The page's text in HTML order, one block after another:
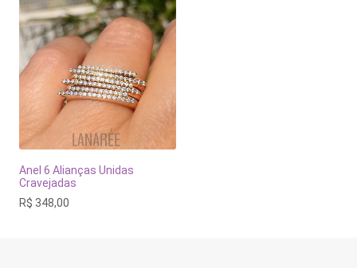
Anel 6 Alianças Unidas
Cravejadas
R$ 348,00